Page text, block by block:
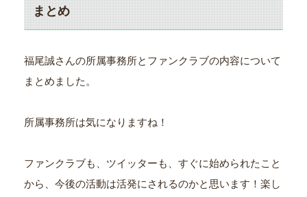
まとめ
福尾誠さんの所属事務所とファンクラブの内容について
まとめました。
所属事務所は気になりますね！
ファンクラブも、ツイッターも、すぐに始められたこと
から、今後の活動は活発にされるのかと思います！楽し